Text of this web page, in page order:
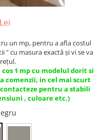
un mp, pentru a afla costul
" cu masura exactă și vi se va
1 mp cu modelul dorit si
comenzii, in cel mai scurt
pentru a stabili
, culoare etc.)